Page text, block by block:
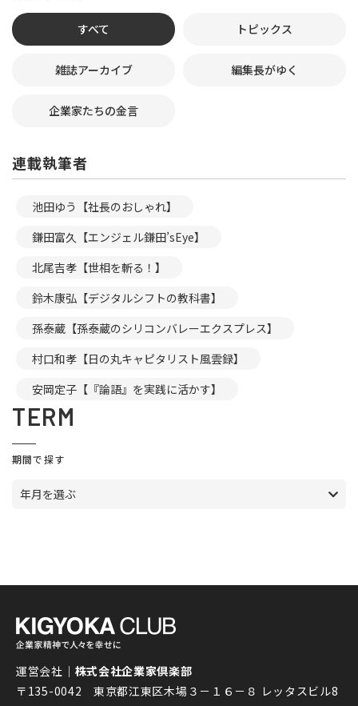
すべて トピックス
雑誌アーカイブ 編集長がゆく
企業家たちの金言
連載執筆者
池田ゆう【社長のおしゃれ】
鎌田富久【エンジェル鎌田’sEye】
北尾吉孝【世相を斬る！】
鈴木康弘【デジタルシフトの教科書】
孫泰蔵【孫泰蔵のシリコンバレーエクスプレス】
村口和孝【日の丸キャピタリスト風雲録】
安岡定子【『論語』を実践に活かす】
TERM
期間で探す
年月を選ぶ
運営会社｜ 株式会社企業家倶楽部
〒135-0042 東京都江東区木場３－１６－８ レッタスビル8